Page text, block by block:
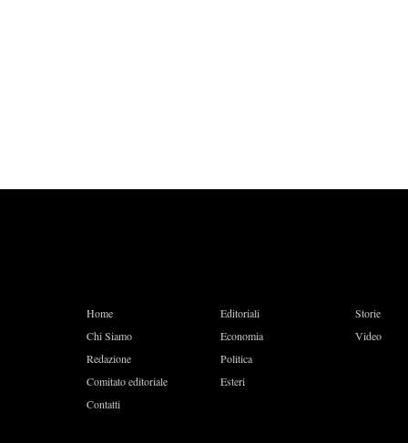
Home
Chi Siamo
Redazione
Comitato editoriale
Contatti
Editoriali
Economia
Politica
Esteri
Storie
Video